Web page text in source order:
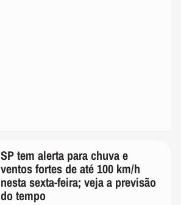
SP tem alerta para chuva e
ventos fortes de até 100 km/h
nesta sexta-feira; veja a previsão
do tempo